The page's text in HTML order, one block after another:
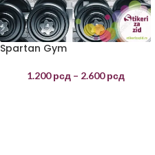
Spartan Gym
1.200рсд – 2.600рсд